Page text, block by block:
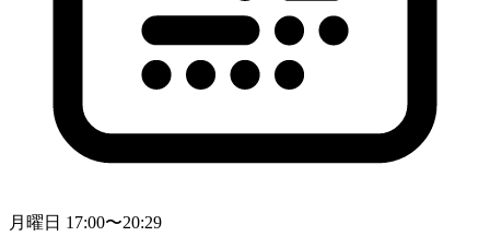
月曜日 17:00〜20:29